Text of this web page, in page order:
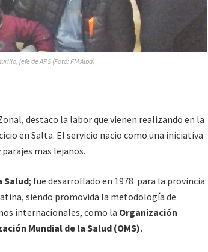
jefe de APS (Foto: FM Alba)
destaco la labor que vienen realizando en la
en Salta. El servicio nacio como una iniciativa
mas lejanos.
Salud; fue desarrollado en 1978 para la provincia
siendo promovida la metodología de
internacionales, como la Organización
Mundial de la Salud (OMS).